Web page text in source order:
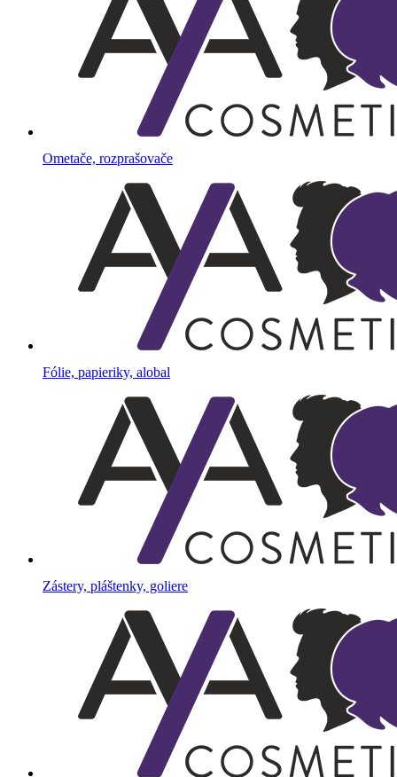
Ometače, rozprašovače
Fólie, papieriky, alobal
Zástery, pláštenky, goliere